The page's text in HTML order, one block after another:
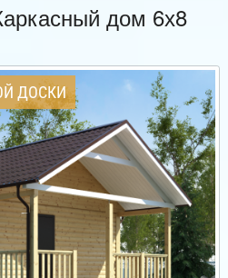
дом 6х8
ДОСКИ